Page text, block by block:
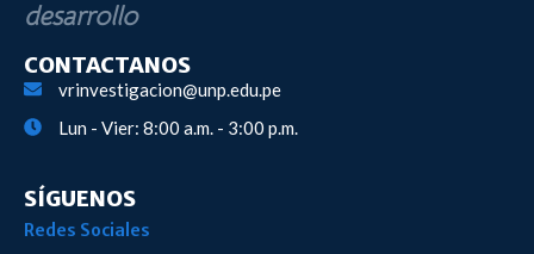
desarrollo
CONTACTANOS
vrinvestigacion@unp.edu.pe
Lun - Vier: 8:00 a.m. - 3:00 p.m.
SÍGUENOS
Redes Sociales